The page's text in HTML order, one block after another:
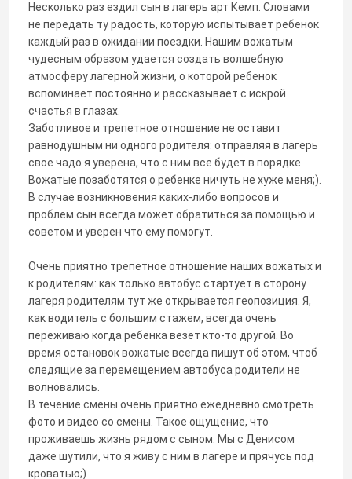
Несколько раз ездил сын в лагерь арт Кемп. Словами
не передать ту радость, которую испытывает ребенок
каждый раз в ожидании поездки. Нашим вожатым
чудесным образом удается создать волшебную
атмосферу лагерной жизни, о которой ребенок
вспоминает постоянно и рассказывает с искрой
счастья в глазах.
Заботливое и трепетное отношение не оставит
равнодушным ни одного родителя: отправляя в лагерь
свое чадо я уверена, что с ним все будет в порядке.
Вожатые позаботятся о ребенке ничуть не хуже меня;).
В случае возникновения каких-либо вопросов и
проблем сын всегда может обратиться за помощью и
советом и уверен что ему помогут.
Очень приятно трепетное отношение наших вожатых и
к родителям: как только автобус стартует в сторону
лагеря родителям тут же открывается геопозиция. Я,
как водитель с большим стажем, всегда очень
переживаю когда ребёнка везёт кто-то другой. Во
время остановок вожатые всегда пишут об этом, чтоб
следящие за перемещением автобуса родители не
волновались.
В течение смены очень приятно ежедневно смотреть
фото и видео со смены. Такое ощущение, что
проживаешь жизнь рядом с сыном. Мы с Денисом
даже шутили, что я живу с ним в лагере и прячусь под
кроватью;)